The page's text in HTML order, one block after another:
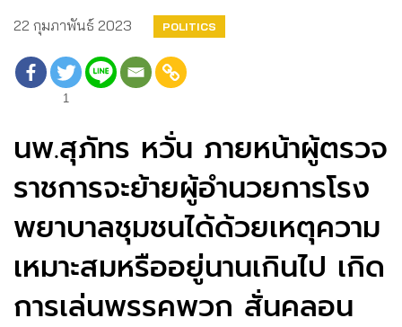
22 กุมภาพันธ์ 2023 POLITICS
1
นพ.สุภัทร หวั่น ภายหน้าผู้ตรวจ
ราชการจะย้ายผู้อำนวยการโรง
พยาบาลชุมชนได้ด้วยเหตุความ
เหมาะสมหรืออยู่นานเกินไป เกิด
การเล่นพรรคพวก สั่นคลอน